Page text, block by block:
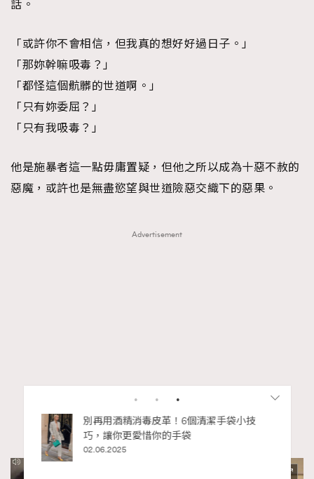
話。
「或許你不會相信，但我真的想好好過日子。」
「那妳幹嘛吸毒？」
「都怪這個骯髒的世道啊。」
「只有妳委屈？」
「只有我吸毒？」
他是施暴者這一點毋庸置疑，但他之所以成為十惡不赦的
惡魔，或許也是無盡慾望與世道險惡交織下的惡果。
Advertisement